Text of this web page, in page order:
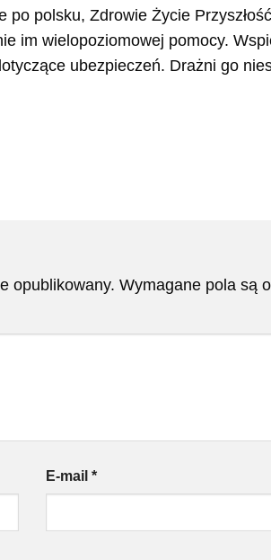
po polsku, Zdrowie Życie
im wielopoziomowej pomocy.
ubezpieczeń. Drażni go
opublikowany. Wymagane pola są
E-mail*